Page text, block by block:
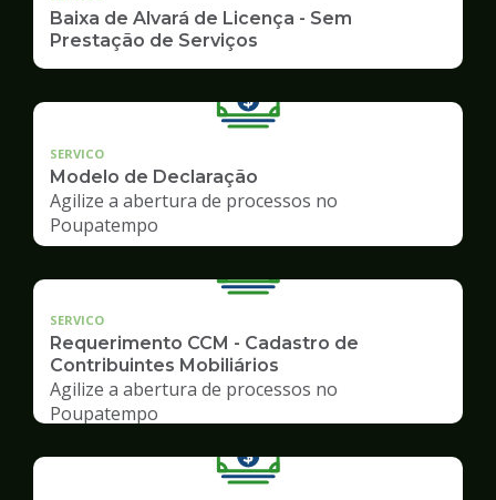
Baixa de Alvará de Licença - Sem
Prestação de Serviços
SERVICO
Modelo de Declaração
Agilize a abertura de processos no
Poupatempo
SERVICO
Requerimento CCM - Cadastro de
Contribuintes Mobiliários
Agilize a abertura de processos no
Poupatempo